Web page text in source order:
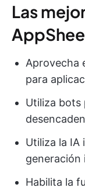
Las
Aprovecha
para
Utiliza bots
Utiliza la IA
generación
Habilita la